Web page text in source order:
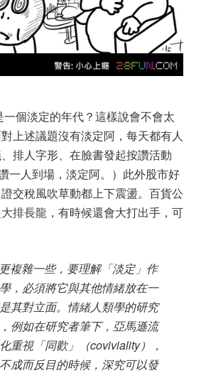
個淡定的年代？這樣說會不會太
上述議題沒有淡定阿，每天都有人
排人字形、在臉書發起按讚活動
一人到場，淡定阿。）此外股市好
交稅風吹草動都上下震盪。百貨公
排長龍，有時候還會大打出手，可
複雜一些，要理解「淡定」作
，必須將它與其他情緒放在一
其對立面。情緒人類學的研究
例如在研究者筆下，亞馬遜流
重視「同歡」（coviviality），
成而反目的時候，深究可以發